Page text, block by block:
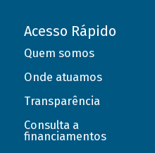
Acesso Rápido
Quem somos
Onde atuamos
Transparência
Consulta a
financiamentos